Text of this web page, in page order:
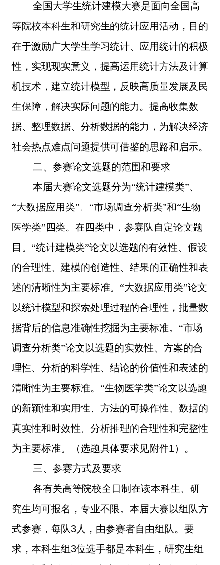
全国大学生统计建模大赛是面向全国高
等院校本科生和研究生的统计应用活动，目的
在于激励广大学生学习统计、应用统计的积极
性，实现现实意义，提高运用统计方法及计算
机技术，建立统计模型，反映高质量发展及民
生保障，解决实际问题的能力。提高收集数
据、整理数据、分析数据的能力，为解决经济
社会热点难点问题提供可借鉴的思路和启示。
二、参赛论文选题的范围和要求
本届大赛论文选题分为“统计建模类”、
“大数据应用类”、“市场调查分析类”和“生物
医学类”四类。在四类中，参赛队自定论文题
目。“统计建模类”论文以选题的有效性、假设
的合理性、建模的创造性、结果的正确性和表
述的清晰性为主要标准。“大数据应用类”论文
以统计模型和探索处理过程的合理性，批量数
据背后的信息准确性挖掘为主要标准。“市场
调查分析类”论文以选题的实效性、方案的合
理性、分析的科学性、结论的价值性和表述的
清晰性为主要标准。“生物医学类”论文以选题
的新颖性和实用性、方法的可操作性、数据的
真实性和时效性、分析推理的合理性和完整性
为主要标准。（选题具体要求见附件1）。
三、参赛方式及要求
各有关高等院校全日制在读本科生、研
究生均可报名，专业不限。本届大赛以组队方
式参赛，每队3人，由参赛者自由组队。要
求，本科生组3位选手都是本科生，研究生组